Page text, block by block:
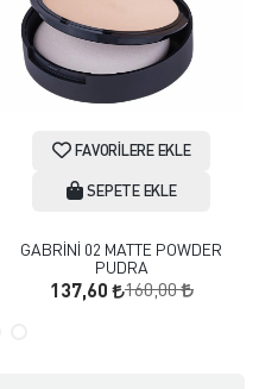
FAVORILERE EKLE
SEPETE EKLE
GABRİNİ 02 MATTE POWDER
PUDRA
137,60 160,00